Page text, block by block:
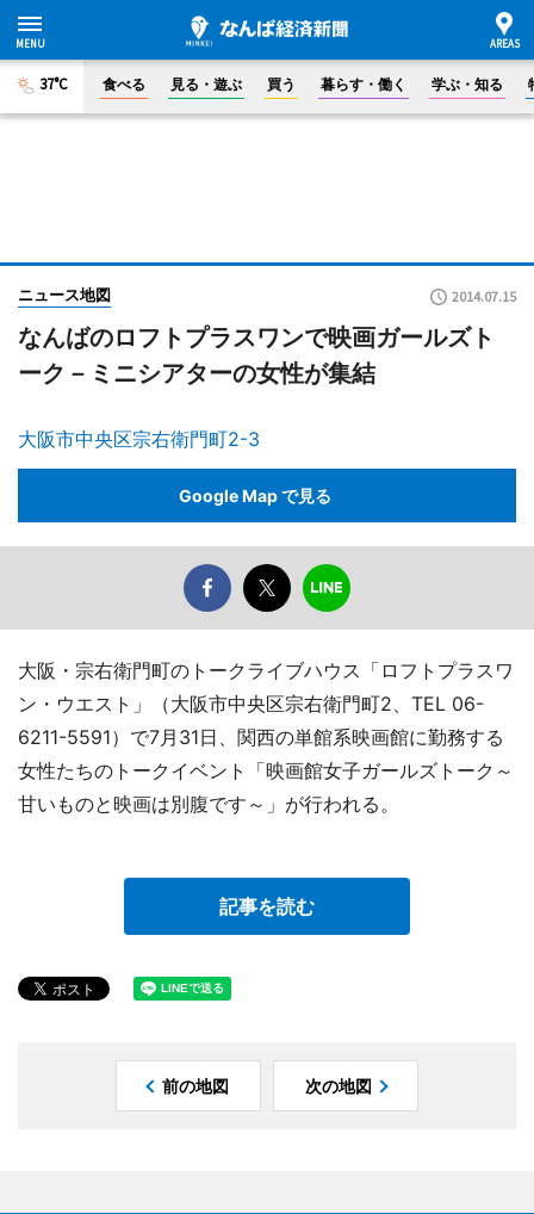
37°C 食べる 見る・遊ぶ 買う 暮らす・働く 学ぶ・知る
ニュース地図 2014.07.15
なんばのロフトプラスワンで映画ガールズト
ーク－ミニシアターの女性が集結
大阪市中央区宗右衛門町2-3
Google Map で見る
大阪・宗右衛門町のトークライブハウス「ロフトプラスワ
ン・ウエスト」（大阪市中央区宗右衛門町2、TEL 06-
6211-5591）で7月31日、関西の単館系映画館に勤務する
女性たちのトークイベント「映画館女子ガールズトーク～
甘いものと映画は別腹です～」が行われる。
記事を読む
前の地図 次の地図